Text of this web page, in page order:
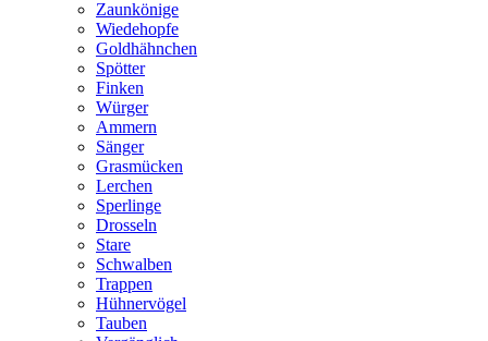
Zaunkönige
Wiedehopfe
Goldhähnchen
Spötter
Finken
Würger
Ammern
Sänger
Grasmücken
Lerchen
Sperlinge
Drosseln
Stare
Schwalben
Trappen
Hühnervögel
Tauben